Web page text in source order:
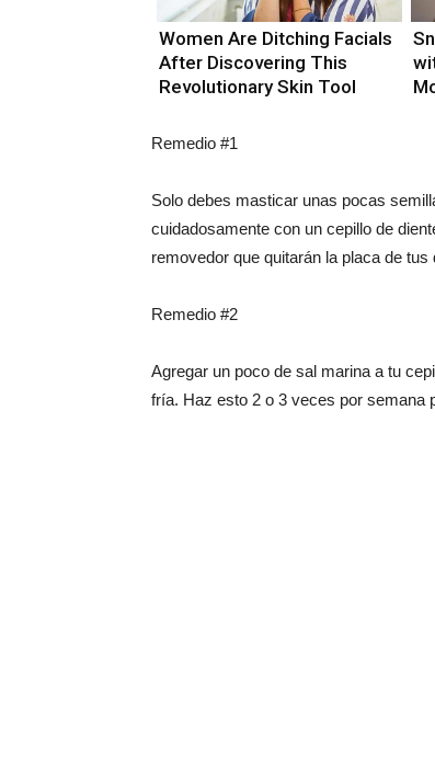
Women Are Ditching Facials
After Discovering This
Revolutionary Skin Tool
Remedio #1
Solo debes masticar unas pocas
cuidadosamente con un cepillo de
removedor que quitarán la placa de tus
Remedio #2
Agregar un poco de sal marina a tu
fría. Haz esto 2 o 3 veces por semana